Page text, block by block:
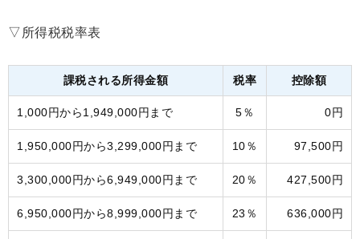
▽所得税税率表
課税される所得金額 税率 控除額
1,000円から1,949,000円まで 5％ 0円
1,950,000円から3,299,000円まで 10％ 97,500円
3,300,000円から6,949,000円まで 20％ 427,500円
6,950,000円から8,999,000円まで 23％ 636,000円